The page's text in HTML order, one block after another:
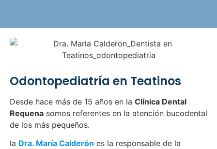
Odontopediatría en Teatinos
Desde hace más de 15 años en la Clínica Dental
Requena somos referentes en la atención bucodental
de los más pequeños.
la Dra. María Calderón es la responsable de la